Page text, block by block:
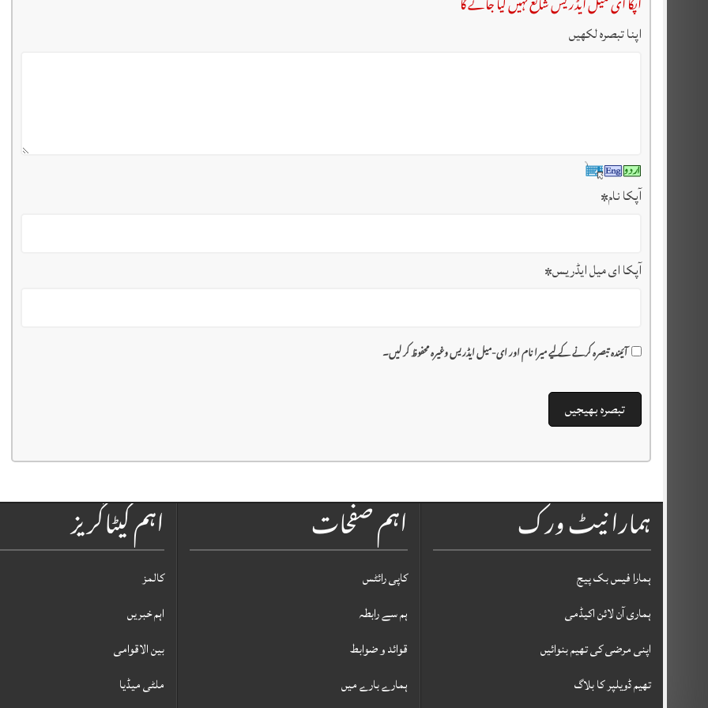
اپنا تبصرہ لکھیں
آپکا نام*
آپکا ای میل ایڈریس*
آئیندہ تبصرہ کرنے کے لیے میرا نام اور ای-میل ایڈریس وغیرہ محفوظ کر لیں۔
اہم کیٹاگریز
کالمز
اہم خبریں
بین الاقوامی
ملٹی میڈیا
اہم صفحات
کاپی رائٹس
ہم سے رابطہ
قوائد و ضوابط
ہمارے بارے میں
ہمارا نیٹ ورک
ہمارا فیس بک پیج
ہماری آن لائن اکیڈمی
اپنی مرضی کی تھیم بنوائیں
تھیم ڈویلپر کا بلاگ